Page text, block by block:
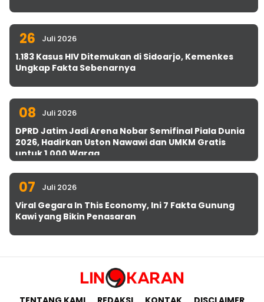
26 Juli 2026
1.183 Kasus HIV Ditemukan di Sidoarjo, Kemenkes
Ungkap Fakta Sebenarnya
08 Juli 2026
DPRD Jatim Jadi Arena Nobar Semifinal Piala Dunia
2026, Hadirkan Uston Nawawi dan UMKM Gratis
untuk 1.000 Warga
07 Juli 2026
Viral Gegara In This Economy, Ini 7 Fakta Gunung
Kawi yang Bikin Penasaran